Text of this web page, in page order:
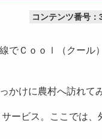
コンテンツ番号：
でＣｏｏｌ（クー
けに農村へ訪れて
ービス。ここでは、